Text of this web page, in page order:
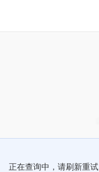
正在查询中，请刷新重试